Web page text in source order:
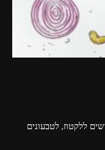
ללקטוז, לטבעונים